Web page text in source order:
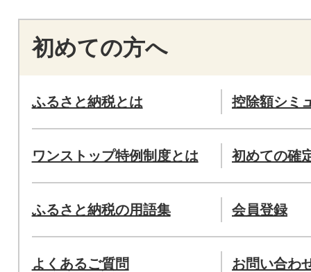
初めての方へ
ふるさと納税とは 控除額シミ
ワンストップ特例制度とは 初めての確
ふるさと納税の用語集 会員登録
よくあるご質問 お問い合わ